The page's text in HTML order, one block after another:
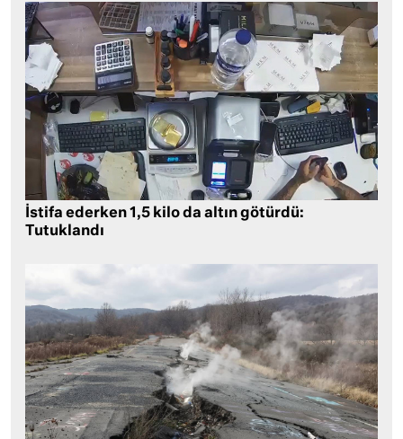
İstifa ederken 1,5 kilo da altın götürdü:
Tutuklandı